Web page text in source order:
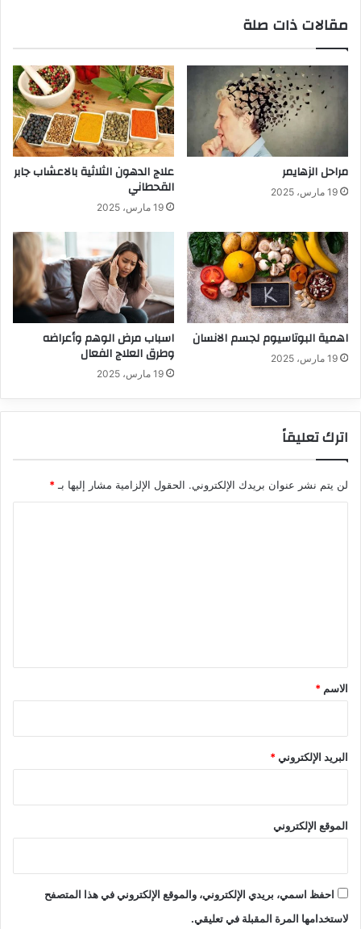
مقالات ذات صلة
مراحل الزهايمر
19 مارس، 2025
علاج الدهون الثلاثية بالاعشاب جابر
القحطاني
19 مارس، 2025
اهمية البوتاسيوم لجسم الانسان
19 مارس، 2025
اسباب مرض الوهم وأعراضه
وطرق العلاج الفعال
19 مارس، 2025
اترك تعليقاً
لن يتم نشر عنوان بريدك الإلكتروني. الحقول الإلزامية مشار إليها بـ *
*
الاسم *
البريد الإلكتروني*
الموقع الإلكتروني
احفظ اسمي، بريدي الإلكتروني، والموقع الإلكتروني في هذا المتصفح
لاستخدامها المرة المقبلة في تعليقي.